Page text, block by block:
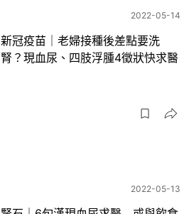
2022-05-14
新冠疫苗｜老婦接種後差點要洗
腎？現血尿、四肢浮腫4徵狀快求醫
2022-05-13